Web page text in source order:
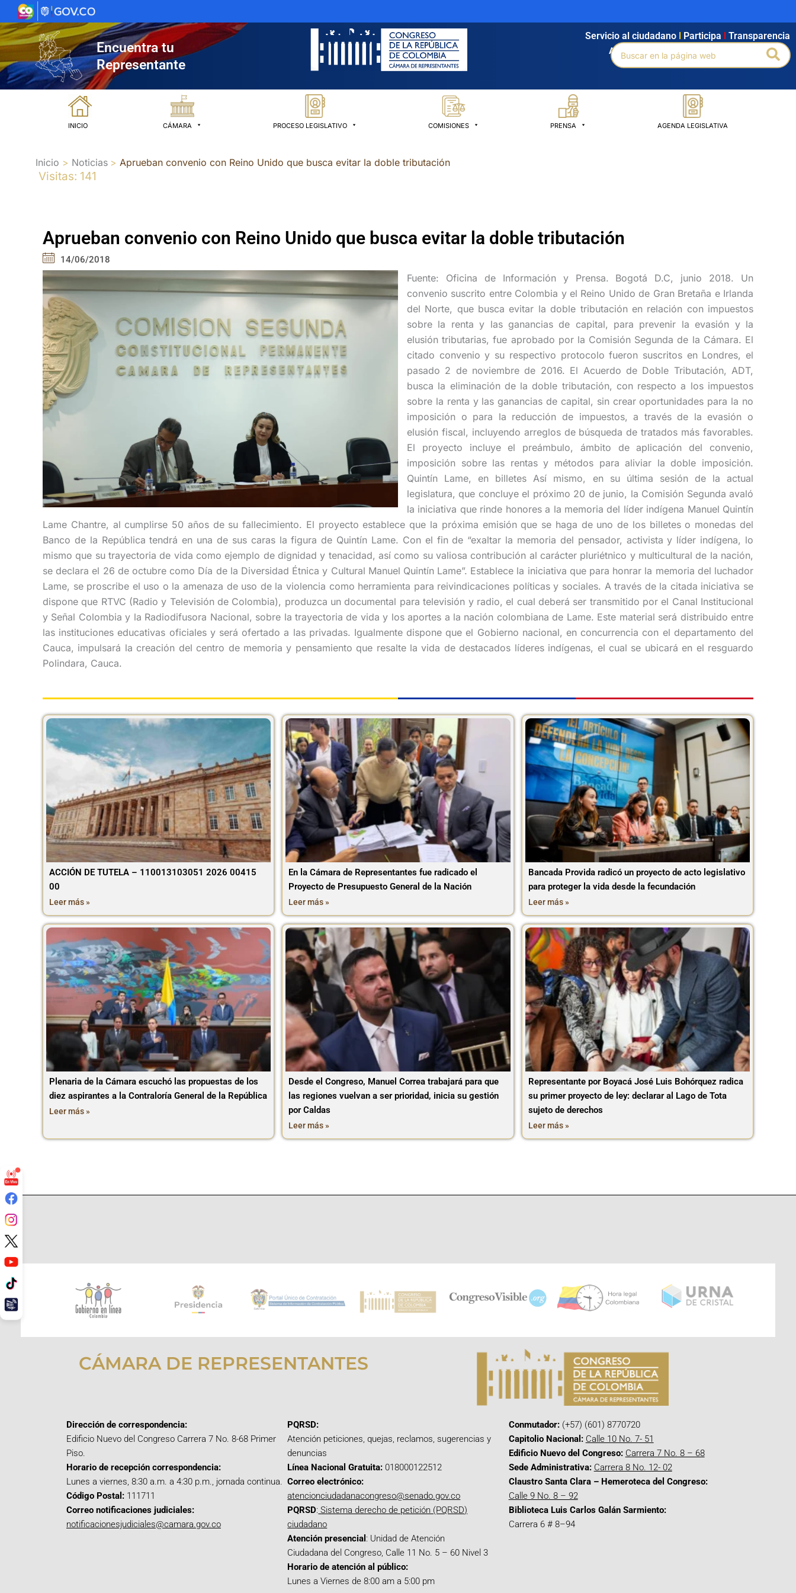
al
contenido
Encuentra tu
Representante
Agendamiento Intranet Búsqueda avanzada
Servicio al ciudadano Participa Transparencia
Buscar
por:
INICIO CÁMARA PROCESO LEGISLATIVO COMISIONES PRENSA AGENDA LEGISLATIVA
Inicio Noticias Aprueban convenio con Reino Unido que busca evitar la doble tributación
Visitas: 141
Aprueban convenio con Reino Unido que busca evitar la doble tributación
14/06/2018
Fuente: Oficina de Información y Prensa. Bogotá D.C, junio 2018. Un
convenio suscrito entre Colombia y el Reino Unido de Gran Bretaña e Irlanda
del Norte, que busca evitar la doble tributación en relación con impuestos
sobre la renta y las ganancias de capital, para prevenir la evasión y la
elusión tributarias, fue aprobado por la Comisión Segunda de la Cámara. El
citado convenio y su respectivo protocolo fueron suscritos en Londres, el
pasado 2 de noviembre de 2016. El Acuerdo de Doble Tributación, ADT,
busca la eliminación de la doble tributación, con respecto a los impuestos
sobre la renta y las ganancias de capital, sin crear oportunidades para la no
imposición o para la reducción de impuestos, a través de la evasión o
elusión fiscal, incluyendo arreglos de búsqueda de tratados más favorables.
El proyecto incluye el preámbulo, ámbito de aplicación del convenio,
imposición sobre las rentas y métodos para aliviar la doble imposición.
Quintín Lame, en billetes Así mismo, en su última sesión de la actual
legislatura, que concluye el próximo 20 de junio, la Comisión Segunda avaló
la iniciativa que rinde honores a la memoria del líder indígena Manuel Quintín
Lame Chantre, al cumplirse 50 años de su fallecimiento. El proyecto establece que la próxima emisión que se haga de uno de los billetes o monedas del
Banco de la República tendrá en una de sus caras la figura de Quintín Lame. Con el fin de “exaltar la memoria del pensador, activista y líder indígena, lo
mismo que su trayectoria de vida como ejemplo de dignidad y tenacidad, así como su valiosa contribución al carácter pluriétnico y multicultural de la nación,
se declara el 26 de octubre como Día de la Diversidad Étnica y Cultural Manuel Quintín Lame”. Establece la iniciativa que para honrar la memoria del luchador
Lame, se proscribe el uso o la amenaza de uso de la violencia como herramienta para reivindicaciones políticas y sociales. A través de la citada iniciativa se
dispone que RTVC (Radio y Televisión de Colombia), produzca un documental para televisión y radio, el cual deberá ser transmitido por el Canal Institucional
y Señal Colombia y la Radiodifusora Nacional, sobre la trayectoria de vida y los aportes a la nación colombiana de Lame. Este material será distribuido entre
las instituciones educativas oficiales y será ofertado a las privadas. Igualmente dispone que el Gobierno nacional, en concurrencia con el departamento del
Cauca, impulsará la creación del centro de memoria y pensamiento que resalte la vida de destacados líderes indígenas, el cual se ubicará en el resguardo
Polindara, Cauca.
ACCIÓN DE TUTELA – 110013103051 2026 00415
00
Leer más »
En la Cámara de Representantes fue radicado el
Proyecto de Presupuesto General de la Nación
Leer más »
Bancada Provida radicó un proyecto de acto legislativo
para proteger la vida desde la fecundación
Leer más »
Plenaria de la Cámara escuchó las propuestas de los
diez aspirantes a la Contraloría General de la República
Leer más »
Desde el Congreso, Manuel Correa trabajará para que
las regiones vuelvan a ser prioridad, inicia su gestión
por Caldas
Leer más »
Representante por Boyacá José Luis Bohórquez radica
su primer proyecto de ley: declarar al Lago de Tota
sujeto de derechos
Leer más »
CÁMARA DE REPRESENTANTES
Dirección de correspondencia:
Edificio Nuevo del Congreso Carrera 7 No. 8-68 Primer
Piso.
Horario de recepción correspondencia:
Lunes a viernes, 8:30 a.m. a 4:30 p.m., jornada continua.
Código Postal: 111711
Correo notificaciones judiciales:
notificacionesjudiciales@camara.gov.co
PQRSD:
Atención peticiones, quejas, reclamos, sugerencias y
denuncias
Línea Nacional Gratuita: 018000122512
Correo electrónico:
atencionciudadanacongreso@senado.gov.co
PQRSD: Sistema derecho de petición (PQRSD)
ciudadano
Atención presencial : Unidad de Atención
Ciudadana del Congreso, Calle 11 No. 5 – 60 Nivel 3
Horario de atención al público:
Lunes a Viernes de 8:00 am a 5:00 pm
Conmutador:(+57) (601) 8770720
Capitolio Nacional: Calle 10 No. 7- 51
Edificio Nuevo del Congreso: Carrera 7 No. 8 – 68
Sede Administrativa: Carrera 8 No. 12- 02
Claustro Santa Clara – Hemeroteca del Congreso:
Calle 9 No. 8 – 92
Biblioteca Luis Carlos Galán Sarmiento:
Carrera 6 # 8–94